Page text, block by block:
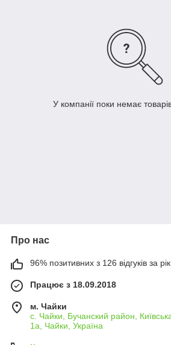
У компанії поки немає
Про нас
96% позитивних з 126 відгуків за рік
Працює з 18.09.2018
м. Чайки
с. Чайки, Бучанский район,
1а, Чайки, Україна